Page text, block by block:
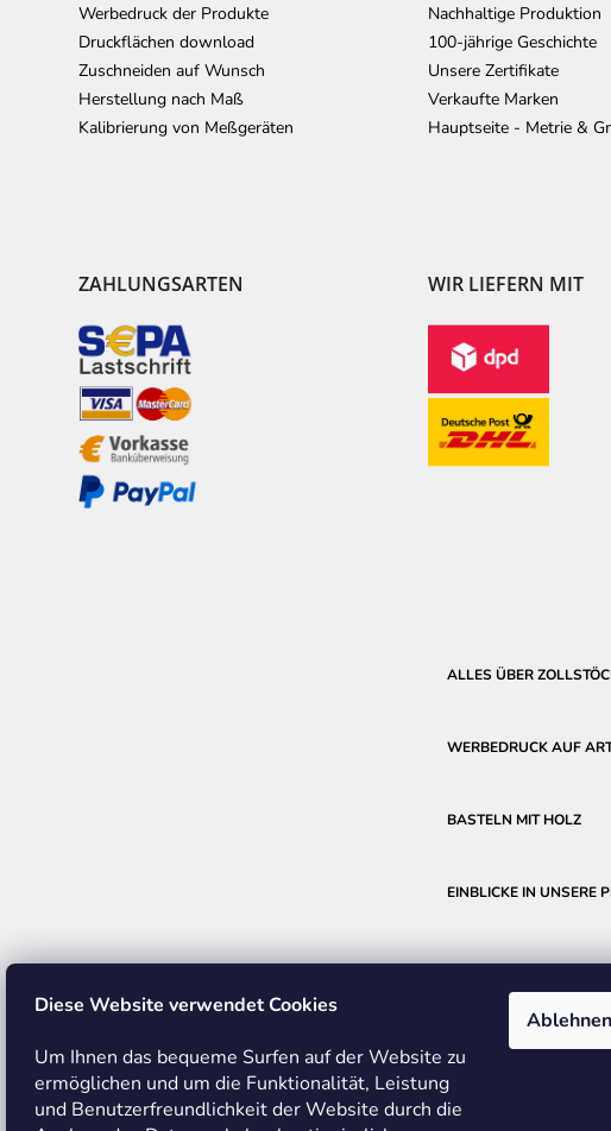
Diese Website verwendet Cookies
Um Ihnen das bequeme Surfen auf der Website zu
ermöglichen und um die Funktionalität, Leistung
und Benutzerfreundlichkeit der Website durch die
Ablehnen
Werbedruck der Produkte
Druckflächen download
Zuschneiden auf Wunsch
Herstellung nach Maß
Kalibrierung von Meßgeräten
Nachhaltige Produktion
100-jährige Geschichte
Unsere Zertifikate
Verkaufte Marken
Hauptseite - Metrie &
ZAHLUNGSARTEN WIR LIEFERN MIT
ALLES ÜBER
WERBEDRUCK AUF
BASTELN MIT HOLZ
EINBLICKE IN UNSERE